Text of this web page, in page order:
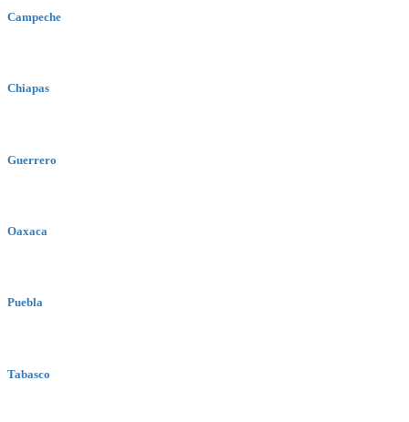
Campeche
Chiapas
Guerrero
Oaxaca
Puebla
Tabasco